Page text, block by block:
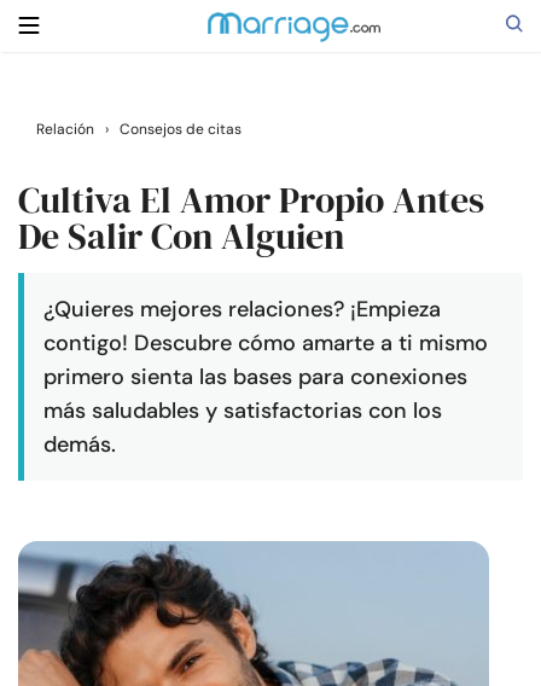
Buscar
Casarse
Familia
Ayuda
Recursos
Comunidad
Relación › Consejos de citas
Cultiva El Amor Propio Antes
De Salir Con Alguien
¿Quieres mejores relaciones? ¡Empieza
contigo! Descubre cómo amarte a ti mismo
primero sienta las bases para conexiones
más saludables y satisfactorias con los
demás.